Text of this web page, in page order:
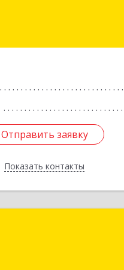
Отправить заявку
Показать контакты
край,
Отправить заявку
Назад
край, Краснодар